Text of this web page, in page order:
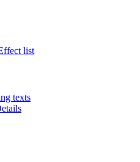
list
texts